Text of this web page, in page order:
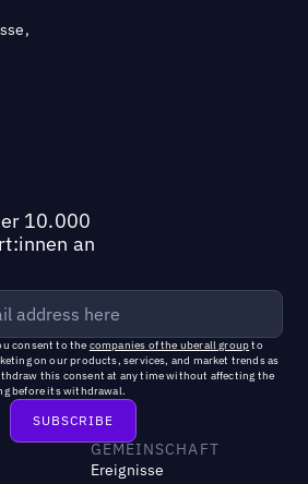
10.000
an
consent to the companies of the uberall groupto
on our products, services, and market trends as
this consent at any time without affecting the
before its withdrawal.
GEMEINSCHAFT
Ereignisse